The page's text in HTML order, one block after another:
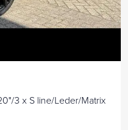
3 x S line/Leder/Matrix